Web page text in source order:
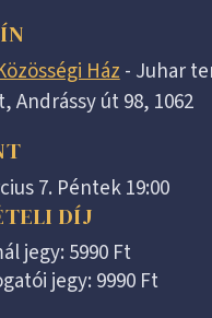
Ház- Juhar
Andrássy út 98, 1062
7. Péntek 19:00
DÍJ
jegy: 5990 Ft
jegy: 9990 Ft